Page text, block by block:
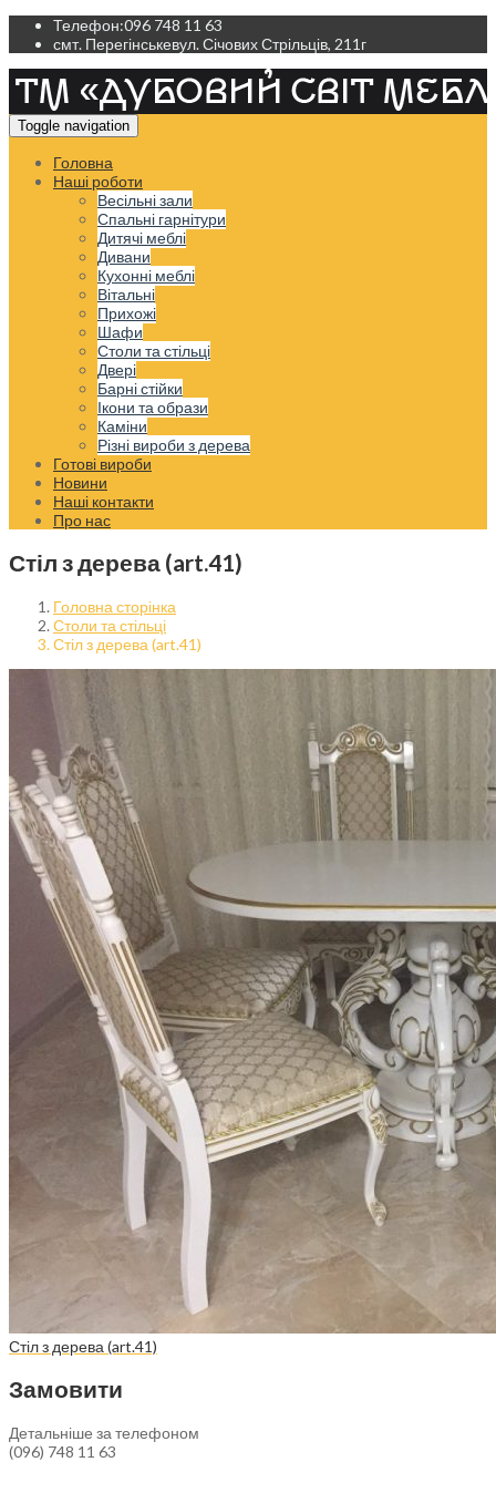
Телефон:096 748 11 63
смт. Перегінськевул. Січових Стрільців, 211г
Toggle navigation
Головна
Наші роботи
Весільні зали
Спальні гарнітури
Дитячі меблі
Дивани
Кухонні меблі
Вітальні
Прихожі
Шафи
Столи та стільці
Двері
Барні стійки
Ікони та образи
Каміни
Різні вироби з дерева
Готові вироби
Новини
Наші контакти
Про нас
Стіл з дерева (art.41)
Головна сторінка
Столи та стільці
Стіл з дерева (art.41)
Стіл з дерева (art.41)
Замовити
Детальніше за телефоном
(096) 748 11 63